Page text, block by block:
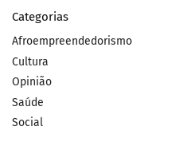
Categorias
Afroempreendedorismo
Cultura
Opinião
Saúde
Social